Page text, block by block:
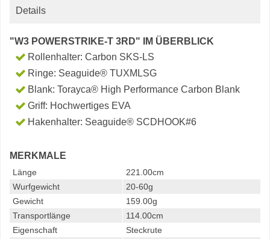
Details
"W3 POWERSTRIKE-T 3RD" IM ÜBERBLICK
Rollenhalter: Carbon SKS-LS
Ringe: Seaguide® TUXMLSG
Blank: Torayca® High Performance Carbon Blank
Griff: Hochwertiges EVA
Hakenhalter: Seaguide® SCDHOOK#6
MERKMALE
Länge
221.00cm
Wurfgewicht
20-60g
Gewicht
159.00g
Transportlänge
114.00cm
Eigenschaft
Steckrute